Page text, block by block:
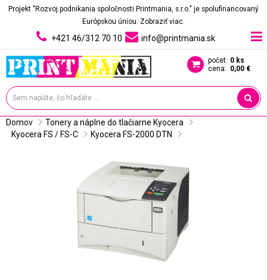
Projekt "Rozvoj podnikania spoločnosti Printmania, s.r.o." je spolufinancovaný
Európskou úniou. Zobraziť viac.
+421 46/312 70 10 info@printmania.sk
počet: 0 ks
cena: 0,00 €
Domov
Tonery a náplne do tlačiarne Kyocera
Kyocera FS / FS-C
Kyocera FS-2000 DTN